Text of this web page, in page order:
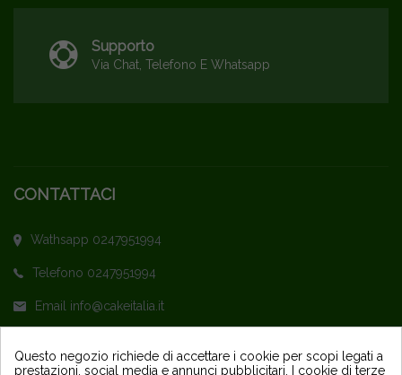
Supporto
Via Chat, Telefono E Whatsapp
CONTATTACI
Wathsapp 0247951994
Telefono 0247951994
Email info@cakeitalia.it
Questo negozio richiede di accettare i cookie per scopi legati a
prestazioni, social media e annunci pubblicitari. I cookie di terze